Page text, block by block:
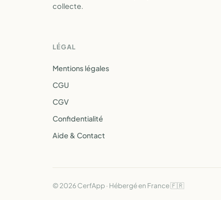
collecte.
LÉGAL
Mentions légales
CGU
CGV
Confidentialité
Aide & Contact
© 2026 CerfApp · Hébergé en France 🇫🇷